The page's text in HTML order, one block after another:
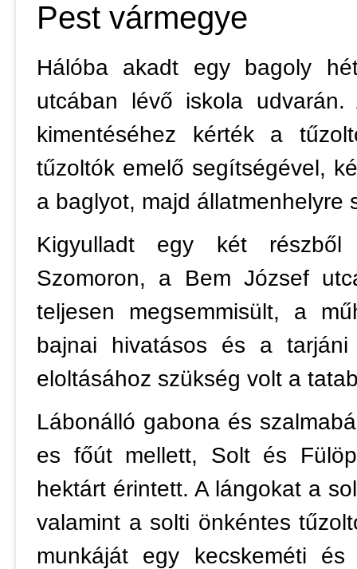
Pest vármegye
Hálóba akadt egy bagoly
utcában lévő iskola
kimentéséhez kérték a
tűzoltók emelő segítségével,
a baglyot, majd állatmenhelyre
Kigyulladt egy két részből
Szomoron, a Bem József
teljesen megsemmisült, a
bajnai hivatásos és a
eloltásához szükség volt a
Lábonálló gabona és
es főút mellett, Solt és
hektárt érintett. A lángokat a
valamint a solti önkéntes
munkáját egy kecskeméti